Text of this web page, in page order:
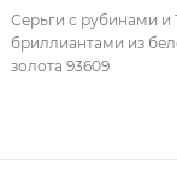
Серьги с рубинами и
бриллиантами из
золота 93609